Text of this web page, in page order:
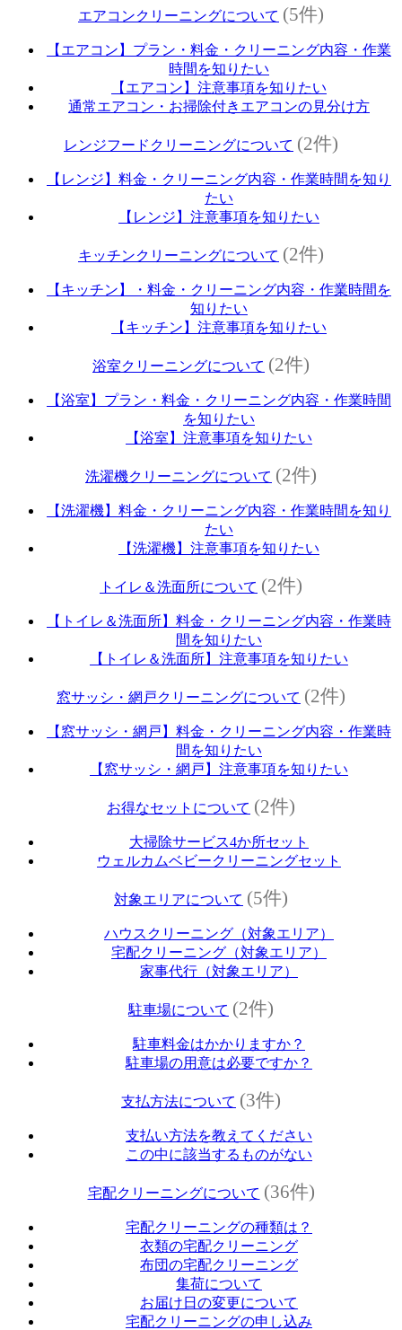
エアコンクリーニングについて (5件)
【エアコン】プラン・料金・クリーニング内容・作業
時間を知りたい
【エアコン】注意事項を知りたい
通常エアコン・お掃除付きエアコンの見分け方
レンジフードクリーニングについて (2件)
【レンジ】料金・クリーニング内容・作業時間を知り
たい
【レンジ】注意事項を知りたい
キッチンクリーニングについて (2件)
【キッチン】・料金・クリーニング内容・作業時間を
知りたい
【キッチン】注意事項を知りたい
浴室クリーニングについて (2件)
【浴室】プラン・料金・クリーニング内容・作業時間
を知りたい
【浴室】注意事項を知りたい
洗濯機クリーニングについて (2件)
【洗濯機】料金・クリーニング内容・作業時間を知り
たい
【洗濯機】注意事項を知りたい
トイレ＆洗面所について (2件)
【トイレ＆洗面所】料金・クリーニング内容・作業時
間を知りたい
【トイレ＆洗面所】注意事項を知りたい
窓サッシ・網戸クリーニングについて (2件)
【窓サッシ・網戸】料金・クリーニング内容・作業時
間を知りたい
【窓サッシ・網戸】注意事項を知りたい
お得なセットについて (2件)
大掃除サービス4か所セット
ウェルカムベビークリーニングセット
対象エリアについて (5件)
ハウスクリーニング（対象エリア）
宅配クリーニング（対象エリア）
家事代行（対象エリア）
駐車場について (2件)
駐車料金はかかりますか？
駐車場の用意は必要ですか？
支払方法について (3件)
支払い方法を教えてください
この中に該当するものがない
宅配クリーニングについて (36件)
宅配クリーニングの種類は？
衣類の宅配クリーニング
布団の宅配クリーニング
集荷について
お届け日の変更について
宅配クリーニングの申し込み